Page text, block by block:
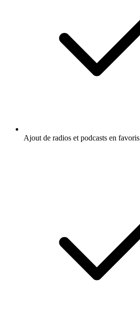
Ajout de radios et podcasts en favoris